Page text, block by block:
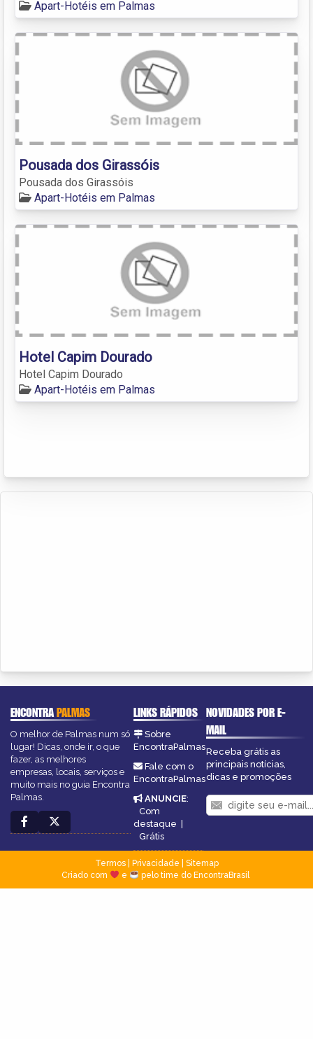
Apart-Hotéis em Palmas
Pousada dos Girassóis
Pousada dos Girassóis
Apart-Hotéis em Palmas
Hotel Capim Dourado
Hotel Capim Dourado
Apart-Hotéis em Palmas
ENCONTRAPALMAS
O melhor de Palmas num só
lugar! Dicas, onde ir, o que
fazer, as melhores
empresas, locais, serviços e
muito mais no guia Encontra
Palmas.
LINKS RÁPIDOS
Sobre
EncontraPalmas
Fale com o
EncontraPalmas
ANUNCIE:
Com
destaque |
Grátis
NOVIDADES POR E-
MAIL
Receba grátis as
principais notícias,
dicas e promoções
Termos| Privacidade
Sitemap
Criado com
e pelo time do EncontraBrasil